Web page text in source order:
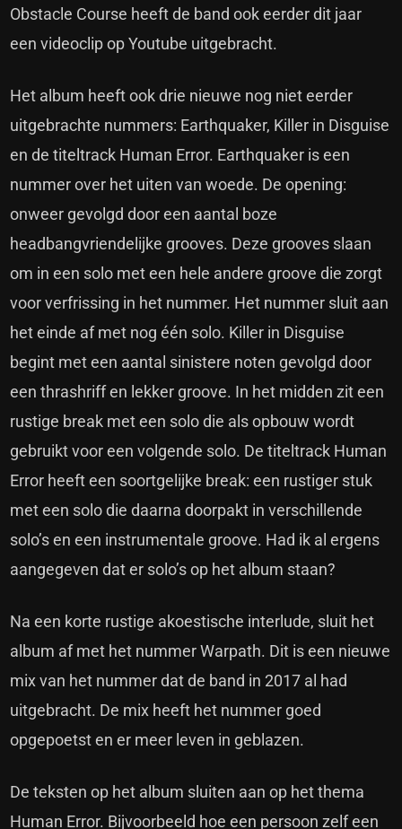
Obstacle Course heeft de band ook eerder dit jaar
eenvideoclip op Youtube uitgebracht.
Het album heeft ook drie nieuwe nog niet eerder
uitgebrachte nummers: Earthquaker, Killer in Disguise
en de titeltrack Human Error. Earthquaker is een
nummer over het uiten van woede. De opening:
onweer gevolgd door een aantal boze
headbangvriendelijke grooves. Deze grooves slaan
om in een solo met een hele andere groove die zorgt
voor verfrissing in het nummer. Het nummer sluit aan
het einde af met nog één solo. Killer in Disguise
begint met een aantal sinistere noten gevolgd door
een thrashriff en lekker groove. In het midden zit een
rustige break met een solo die als opbouw wordt
gebruikt voor een volgende solo. De titeltrack Human
Error heeft een soortgelijke break: een rustiger stuk
met een solo die daarna doorpakt in verschillende
solo’s en een instrumentale groove. Had ik al ergens
aangegeven dat er solo’s op het album staan?
Na een korte rustige akoestische interlude, sluit het
album af met het nummer Warpath. Dit is een nieuwe
mix van het nummer dat de band in 2017 al had
uitgebracht. De mix heeft het nummer goed
opgepoetst en er meer leven in geblazen.
De teksten op het album sluiten aan op het thema
Human Error. Bijvoorbeeld hoe een persoon zelf een